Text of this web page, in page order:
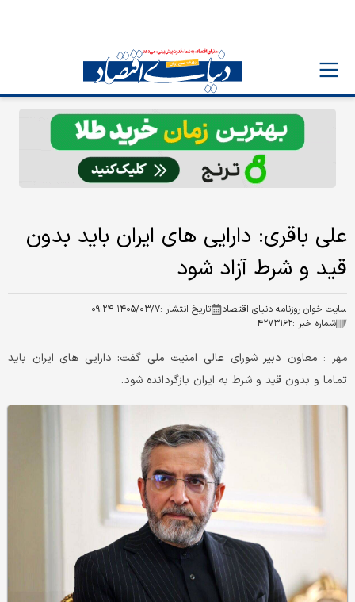
علی باقری: دارایی های ایران باید بدون
قید و شرط آزاد شود
سایت خوان روزنامه دنیای اقتصاد تاریخ انتشار :۱۴۰۵/۰۳/۷ ۰۹:۲۴
شماره خبر :۴۲۷۳۱۶۲
مهر : معاون دبیر شورای عالی امنیت ملی گفت: دارایی های ایران باید
تماما و بدون قید و شرط به ایران بازگردانده شود.